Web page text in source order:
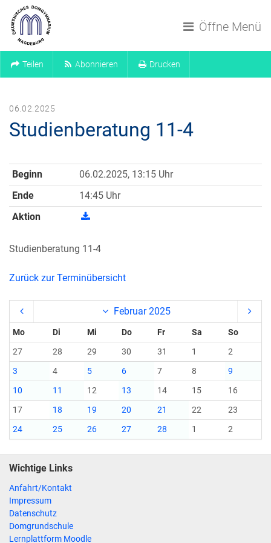
Öffne Menü
Teilen Abonnieren Drucken
06.02.2025
Studienberatung 11-4
Beginn
06.02.2025, 13:15 Uhr
Ende
14:45 Uhr
Aktion
Studienberatung 11-4
Zurück zur Terminübersicht
Februar 2025
Mo Di Mi Do Fr Sa
So
27
28 29 30 31 1
2
3
4 5 6 7 8
9
10
11 12 13 14 15
16
17
18 19 20 21 22
23
24
25 26 27 28 1 2
Wichtige Links
Anfahrt/Kontakt
Impressum
Datenschutz
Domgrundschule
Lernplattform Moodle